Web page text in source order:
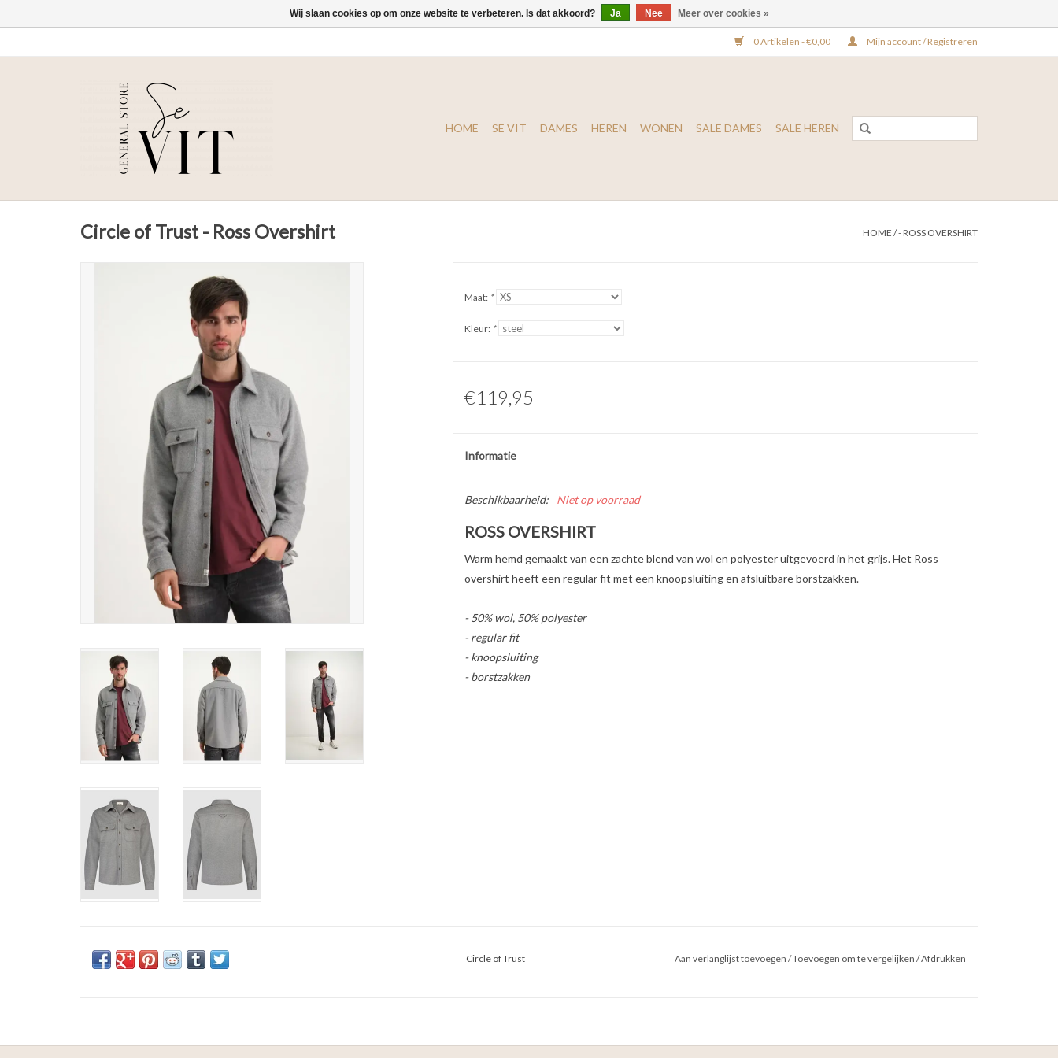
0 Artikelen - €0,00 Mijn account / Registreren
HOME SE VIT DAMES HEREN WONEN SALE DAMES SALE HEREN
Circle of Trust - Ross Overshirt HOME /- ROSS OVERSHIRT
Maat: *
Kleur: *
€119,95
Informatie
Beschikbaarheid: Niet op voorraad
ROSS OVERSHIRT
Warm hemd gemaakt van een zachte blend van wol en polyester uitgevoerd in het grijs. Het Ross
overshirt heeft een regular fit met een knoopsluiting en afsluitbare borstzakken.
- 50% wol, 50% polyester
- regular fit
- knoopsluiting
- borstzakken
Circle of Trust Aan verlanglijst toevoegen /Toevoegen om te vergelijken /Afdrukken
Wij slaan cookies op om onze website te verbeteren. Is dat akkoord? Ja Nee Meer over cookies »